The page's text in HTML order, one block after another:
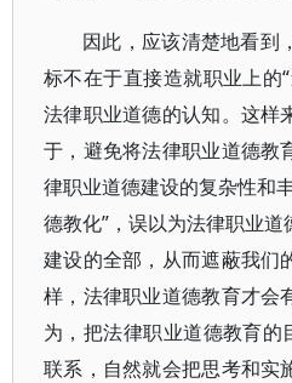
因此，应该清楚地看到
标不在于直接造就职业上的
法律职业道德的认知。这样
于，避免将法律职业道德教
律职业道德建设的复杂性和
德教化”，误以为法律职业
建设的全部，从而遮蔽我们
样，法律职业道德教育才会
为，把法律职业道德教育的
联系，自然就会把思考和实